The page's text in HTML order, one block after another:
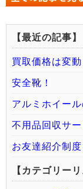
【最近の記事】
買取価格は変動
安全靴！
アルミホイー
不用品回収サー
お友達紹介制
【カテゴリーリ